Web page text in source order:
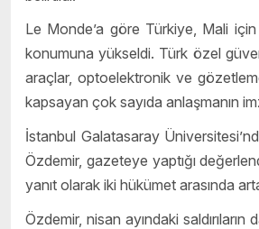
Le Monde’a göre Türkiye, Mali
konumuna yükseldi. Türk özel
araçlar, optoelektronik ve
kapsayan çok sayıda anlaşmanın
İstanbul Galatasaray
Özdemir, gazeteye yaptığı
yanıt olarak iki hükümet arasında
Özdemir, nisan ayındaki